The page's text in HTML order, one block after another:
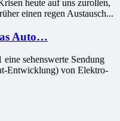
heute auf uns zurollen,
einen regen Austausch...
Auto…
sehenswerte Sendung
Entwicklung) von Elektro-